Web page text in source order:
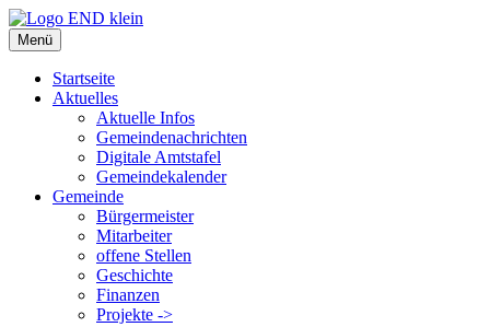
Zum
Inhalt
springen
Menü
Startseite
Aktuelles
Aktuelle Infos
Gemeindenachrichten
Digitale Amtstafel
Gemeindekalender
Gemeinde
Bürgermeister
Mitarbeiter
offene Stellen
Geschichte
Finanzen
Projekte ->